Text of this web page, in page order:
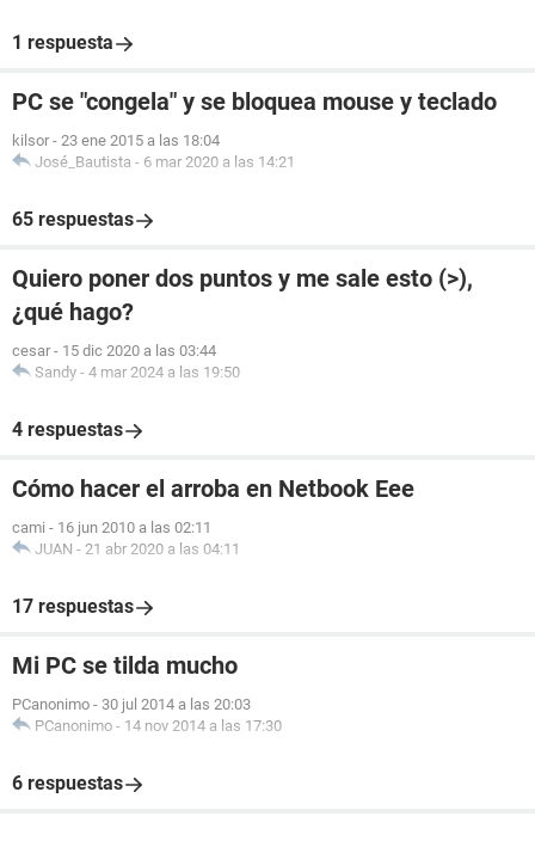
1 respuesta
PC se "congela" y se bloquea mouse y teclado
kilsor - 23 ene 2015 a las 18:04
José_Bautista - 6 mar 2020 a las 14:21
65 respuestas
Quiero poner dos puntos y me sale esto (>),
¿qué hago?
cesar - 15 dic 2020 a las 03:44
Sandy - 4 mar 2024 a las 19:50
4 respuestas
Cómo hacer el arroba en Netbook Eee
cami - 16 jun 2010 a las 02:11
JUAN - 21 abr 2020 a las 04:11
17 respuestas
Mi PC se tilda mucho
PCanonimo - 30 jul 2014 a las 20:03
PCanonimo - 14 nov 2014 a las 17:30
6 respuestas